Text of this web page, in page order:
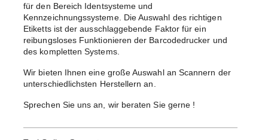
für den Bereich Identsysteme und
Kennzeichnungssysteme. Die Auswahl des richtigen
Etiketts ist der ausschlaggebende Faktor für ein
reibungsloses Funktionieren der Barcodedrucker und
des kompletten Systems.
Wir bieten Ihnen eine große Auswahl an Scannern der
unterschiedlichsten Herstellern an.
Sprechen Sie uns an, wir beraten Sie gerne !